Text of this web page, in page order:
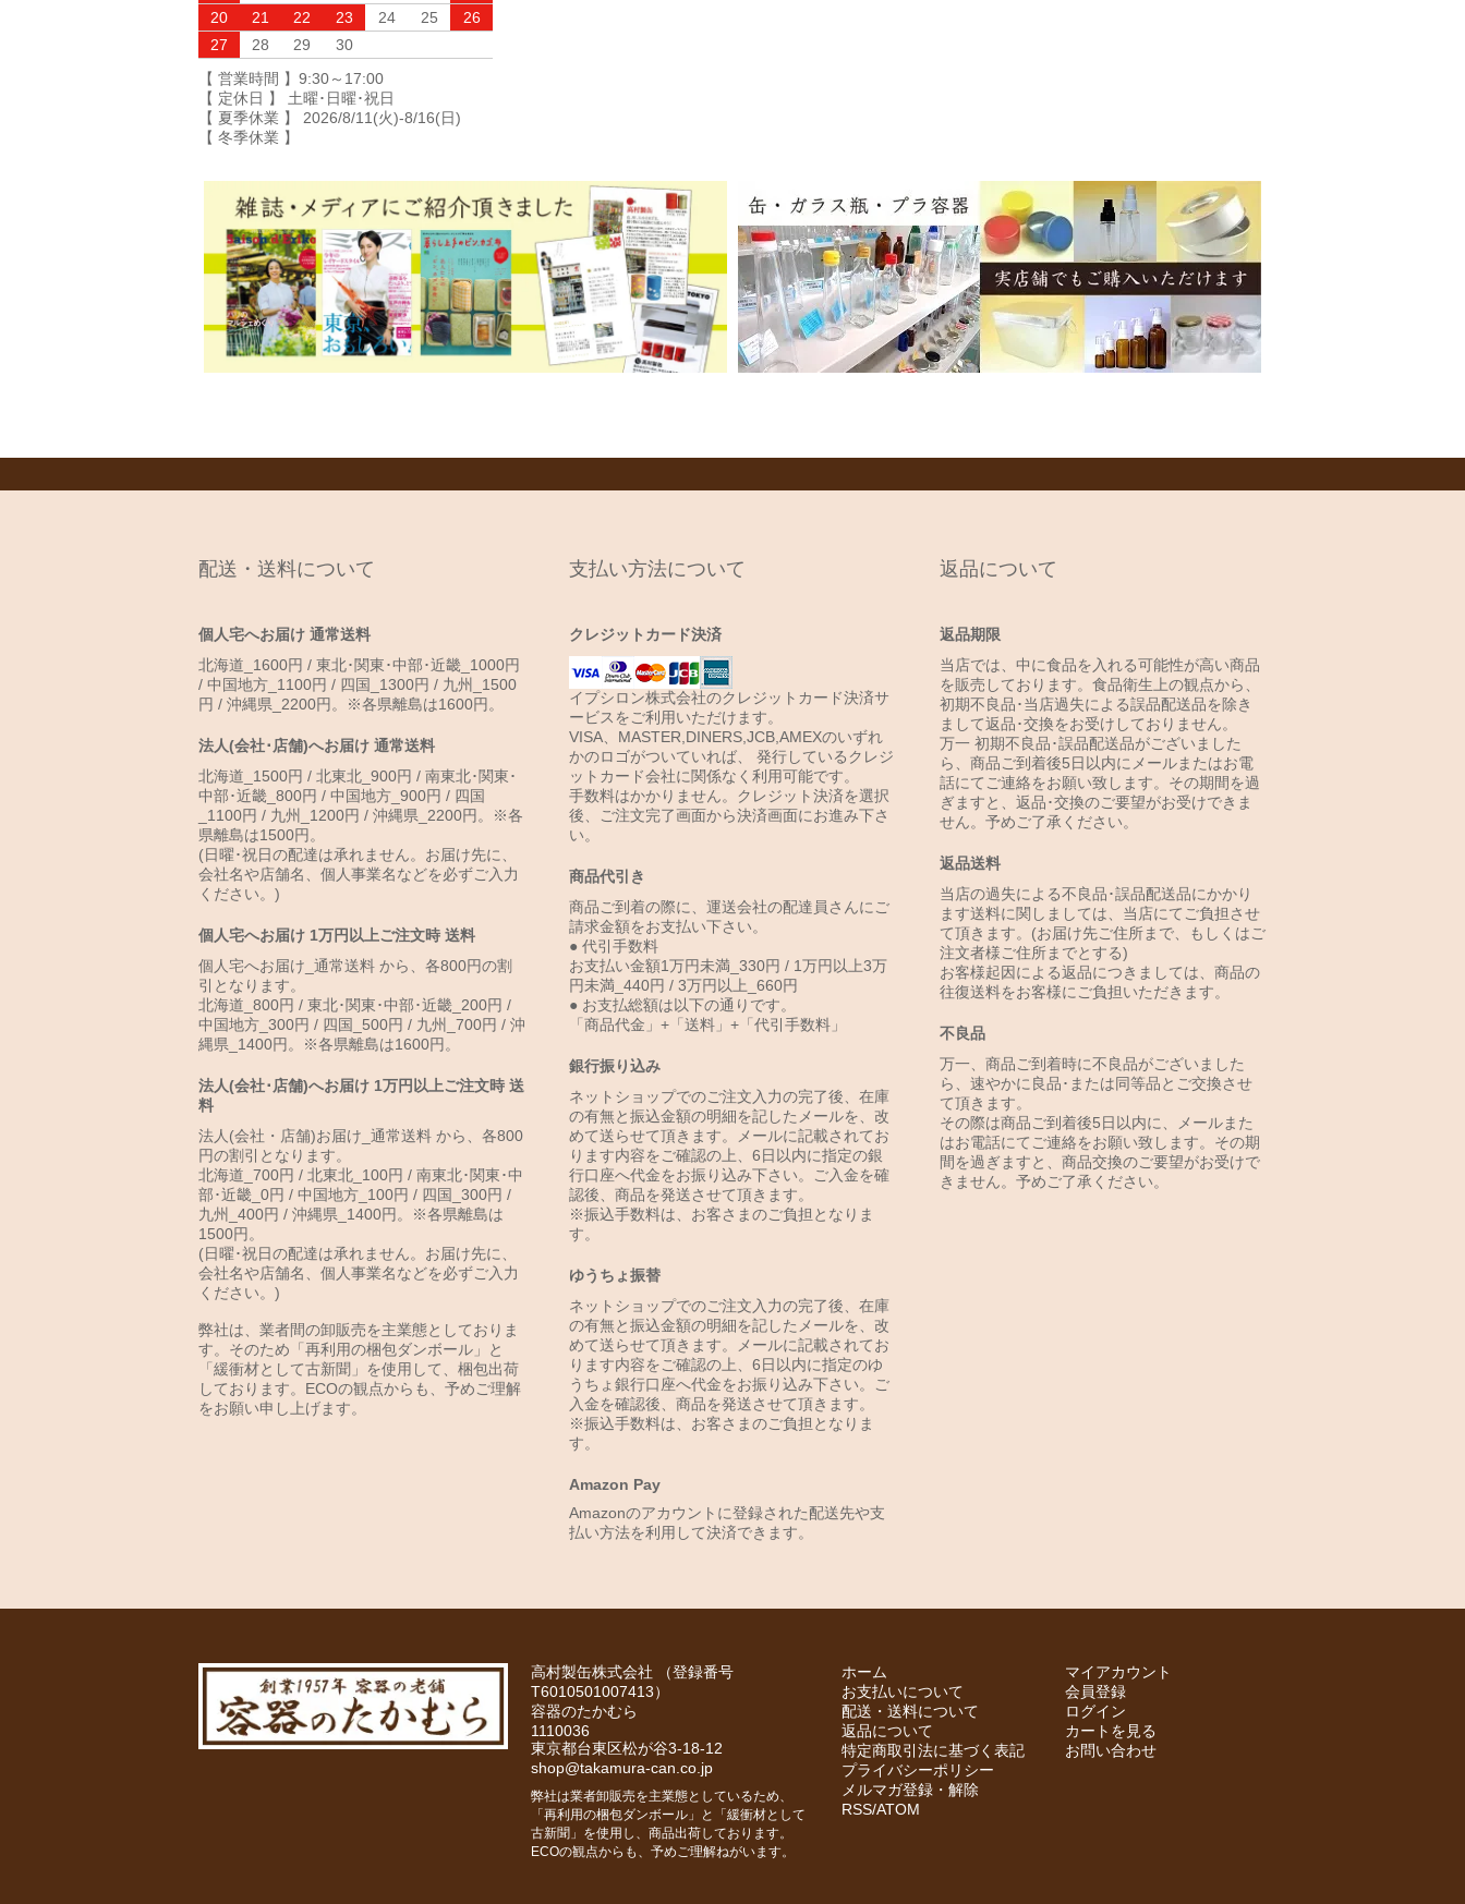
20
21 22 23 24 25
26
27
28 29
30
【 営業時間 】9:30～17:00
【 定休日 】 土曜･日曜･祝日
【 夏季休業 】 2026/8/11(火)-8/16(日)
【 冬季休業 】
配送・送料について
個人宅へお届け 通常送料
北海道_1600円 / 東北･関東･中部･近畿_1000円
/ 中国地方_1100円 / 四国_1300円 / 九州_1500
円 / 沖縄県_2200円。※各県離島は1600円。
法人(会社･店舗)へお届け 通常送料
北海道_1500円 / 北東北_900円 / 南東北･関東･
中部･近畿_800円 / 中国地方_900円 / 四国
_1100円 / 九州_1200円 / 沖縄県_2200円。※各
県離島は1500円。
(日曜･祝日の配達は承れません。お届け先に、
会社名や店舗名、個人事業名などを必ずご入力
ください。)
個人宅へお届け 1万円以上ご注文時 送料
個人宅へお届け_通常送料 から、各800円の割
引となります。
北海道_800円 / 東北･関東･中部･近畿_200円 /
中国地方_300円 / 四国_500円 / 九州_700円 / 沖
縄県_1400円。※各県離島は1600円。
法人(会社･店舗)へお届け 1万円以上ご注文時 送
料
法人(会社・店舗)お届け_通常送料 から、各800
円の割引となります。
北海道_700円 / 北東北_100円 / 南東北･関東･中
部･近畿_0円 / 中国地方_100円 / 四国_300円 /
九州_400円 / 沖縄県_1400円。※各県離島は
1500円。
(日曜･祝日の配達は承れません。お届け先に、
会社名や店舗名、個人事業名などを必ずご入力
ください。)
弊社は、業者間の卸販売を主業態としておりま
す。そのため「再利用の梱包ダンボール」と
「緩衝材として古新聞」を使用して、梱包出荷
しております。ECOの観点からも、予めご理解
をお願い申し上げます。
支払い方法について
クレジットカード決済
イプシロン株式会社のクレジットカード決済サ
ービスをご利用いただけます。
VISA、MASTER,DINERS,JCB,AMEXのいずれ
かのロゴがついていれば、 発行しているクレジ
ットカード会社に関係なく利用可能です。
手数料はかかりません。クレジット決済を選択
後、ご注文完了画面から決済画面にお進み下さ
い。
商品代引き
商品ご到着の際に、運送会社の配達員さんにご
請求金額をお支払い下さい。
● 代引手数料
お支払い金額1万円未満_330円 / 1万円以上3万
円未満_440円 / 3万円以上_660円
● お支払総額は以下の通りです。
「商品代金」+「送料」+「代引手数料」
銀行振り込み
ネットショップでのご注文入力の完了後、在庫
の有無と振込金額の明細を記したメールを、改
めて送らせて頂きます。メールに記載されてお
ります内容をご確認の上、6日以内に指定の銀
行口座へ代金をお振り込み下さい。ご入金を確
認後、商品を発送させて頂きます。
※振込手数料は、お客さまのご負担となりま
す。
ゆうちょ振替
ネットショップでのご注文入力の完了後、在庫
の有無と振込金額の明細を記したメールを、改
めて送らせて頂きます。メールに記載されてお
ります内容をご確認の上、6日以内に指定のゆ
うちょ銀行口座へ代金をお振り込み下さい。ご
入金を確認後、商品を発送させて頂きます。
※振込手数料は、お客さまのご負担となりま
す。
Amazon Pay
Amazonのアカウントに登録された配送先や支
払い方法を利用して決済できます。
返品について
返品期限
当店では、中に食品を入れる可能性が高い商品
を販売しております。食品衛生上の観点から、
初期不良品･当店過失による誤品配送品を除き
まして返品･交換をお受けしておりません。
万一 初期不良品･誤品配送品がございました
ら、商品ご到着後5日以内にメールまたはお電
話にてご連絡をお願い致します。その期間を過
ぎますと、返品･交換のご要望がお受けできま
せん。予めご了承ください。
返品送料
当店の過失による不良品･誤品配送品にかかり
ます送料に関しましては、当店にてご負担させ
て頂きます。(お届け先ご住所まで、もしくはご
注文者様ご住所までとする)
お客様起因による返品につきましては、商品の
往復送料をお客様にご負担いただきます。
不良品
万一、商品ご到着時に不良品がございました
ら、速やかに良品･または同等品とご交換させ
て頂きます。
その際は商品ご到着後5日以内に、メールまた
はお電話にてご連絡をお願い致します。その期
間を過ぎますと、商品交換のご要望がお受けで
きません。予めご了承ください。
高村製缶株式会社 （登録番号
T6010501007413）
容器のたかむら
1110036
東京都台東区松が谷3-18-12
shop@takamura-can.co.jp
弊社は業者卸販売を主業態としているため、
「再利用の梱包ダンボール」と「緩衝材として
古新聞」を使用し、商品出荷しております。
ECOの観点からも、予めご理解ねがいます。
ホーム
お支払いについて
配送・送料について
返品について
特定商取引法に基づく表記
プライバシーポリシー
メルマガ登録・解除
RSS/ATOM
マイアカウント
会員登録
ログイン
カートを見る
お問い合わせ